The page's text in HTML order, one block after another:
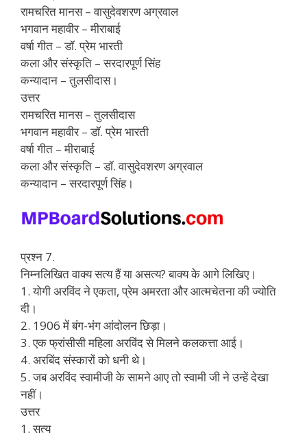
रामचरित मानस – वासुदेवशरण अग्रवाल
भगवान महावीर – मीराबाई
वर्षा गीत – डॉ. प्रेम भारती
कला और संस्कृति – सरदारपूर्ण सिंह
कन्यादान – तुलसीदास।
उत्तर
रामचरित मानस – तुलसीदास
भगवान महावीर – डॉ. प्रेम भारती
वर्षा गीत – मीराबाई
कला और संस्कृति – डॉ. वासुदेवशरण अग्रवाल
कन्यादान – सरदारपूर्ण सिंह।
प्रश्न 7.
निम्नलिखित वाक्य सत्य हैं या असत्य? बाक्य के आगे लिखिए।
1. योगी अरविंद ने एकता, प्रेम अमरता और आत्मचेतना की ज्योति
दी।
2. 1906 में बंग-भंग आंदोलन छिड़ा।
3. एक फ्रांसीसी महिला अरविंद से मिलने कलकत्ता आई।
4. अरबिंद संस्कारों को धनी थे।
5. जब अरविंद स्वामीजी के सामने आए तो स्वामी जी ने उन्हें देखा
नहीं।
उत्तर
1. सत्य